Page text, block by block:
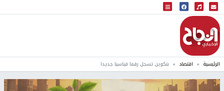
البث المباشر
إذاعة النجاح
الرئيسية اقتصاد بتكوين تسجل رقما قياسيا جديدا